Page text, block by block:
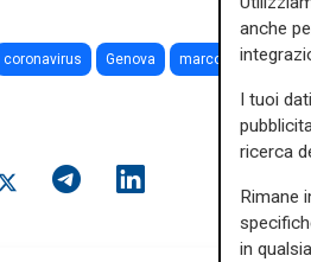
coronavirus Genova marco bucci
anche
I tuoi
ricerca
Rimane
in